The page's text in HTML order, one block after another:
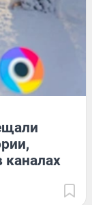
каналах